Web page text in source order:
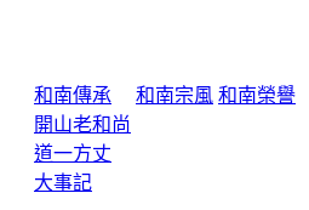
和南傳承
開山老和尚
道一方丈
大事記
和南宗風 和南榮譽